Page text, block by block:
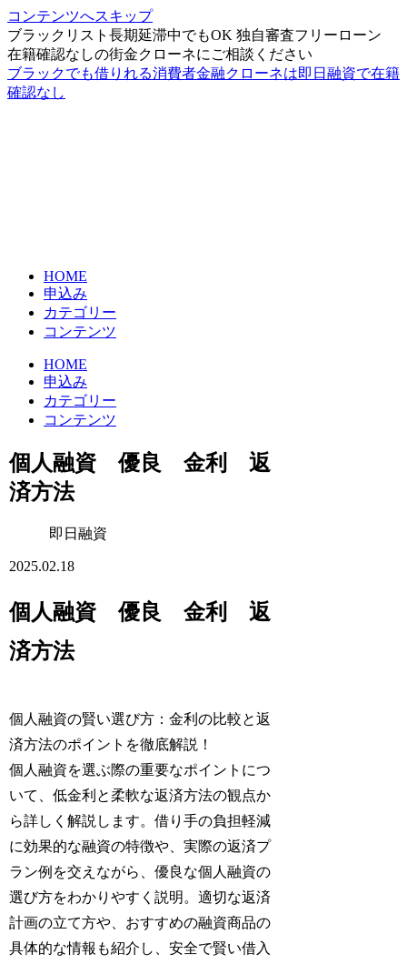
コンテンツへスキップ
ブラックリスト長期延滞中でもOK 独自審査フリーローン
在籍確認なしの街金クローネにご相談ください
ブラックでも借りれる消費者金融クローネは即日融資で在籍
確認なし
HOME
申込み
カテゴリー
コンテンツ
HOME
申込み
カテゴリー
コンテンツ
個人融資 優良 金利 返
済方法
即日融資
2025.02.18
個人融資 優良 金利 返
済方法
個人融資の賢い選び方：金利の比較と返
済方法のポイントを徹底解説！
個人融資を選ぶ際の重要なポイントにつ
いて、低金利と柔軟な返済方法の観点か
ら詳しく解説します。借り手の負担軽減
に効果的な融資の特徴や、実際の返済プ
ラン例を交えながら、優良な個人融資の
選び方をわかりやすく説明。適切な返済
計画の立て方や、おすすめの融資商品の
具体的な情報も紹介し、安全で賢い借入